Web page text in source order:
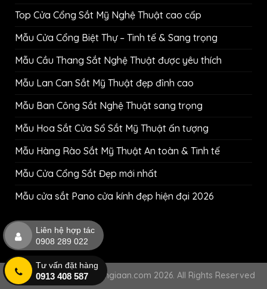
Top Cửa Cổng Sắt Mỹ Nghệ Thuật cao cấp
Mẫu Cửa Cổng Biệt Thự – Tinh tế & Sang trọng
Mẫu Cầu Thang Sắt Nghệ Thuật được yêu thích
Mẫu Lan Can Sắt Mỹ Thuật đẹp đỉnh cao
Mẫu Ban Công Sắt Nghệ Thuật sang trọng
Mẫu Hoa Sắt Cửa Sổ Sắt Mỹ Thuật ấn tượng
Mẫu Hàng Rào Sắt Mỹ Thuật An toàn & Tinh tế
Mẫu Cửa Cổng Sắt Đẹp mới nhất
Mẫu cửa sắt Pano cửa kính đẹp hiện đại 2026
Liên hệ hợp tác
0908 289 022
Tư vấn đặt hàng
0913 408 587
Copyright © cokhihuynhgiaan.com 2026. All Rights Reserved